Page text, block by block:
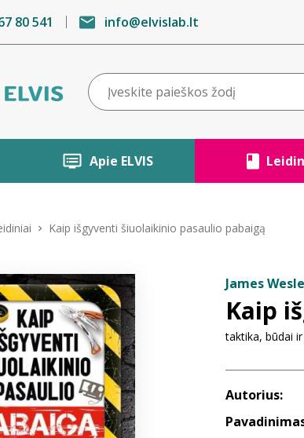
80 541 info@elvislab.lt
Apie ELVIS
Kaip išgyventi šiuolaikinio pasaulio pabaigą
James
Kaip
taktika, būdai
Autorius: